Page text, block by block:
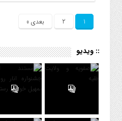
1
2 بعدی »
:: ویدیو